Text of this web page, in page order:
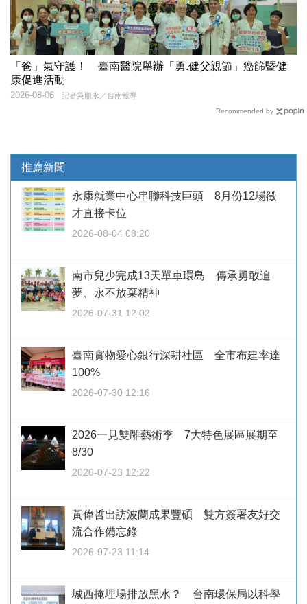
「爸」氣守護！ 臺南醫院舉辦「勇.健父親節」癌篩暨健
康促進活動
記者吳順永／台南報導
2026-08-06
Recommended by
推薦新聞
永康就業中心串聯科技巨頭 8月份12場徵
才直接卡位
2026-08-04 08:20
南市兒少完成13天單車環島 傳承勇敢追
夢、永不放棄精神
2026-07-31 12:02
臺南實物愛心銀行深耕社區 全市布建率達
100%
2026-07-30 12:16
2026一見雙雕藝術季 7大特色展區展期至
8/30
2026-07-23 12:22
黃偉哲出訪波蘭成果豐碩 雙方簽署友好交
流合作備忘錄
2026-07-23 11:14
城西掩埋場排放黑水？ 台南環保局以科學